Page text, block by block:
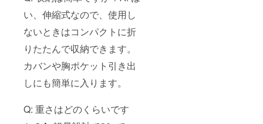
い、伸縮式なので、使用し
ないときはコンパクトに折
りたたんで収納できます。
カバンや胸ポケット引き出
しにも簡単に入ります。
Q: 重さはどのくらいです